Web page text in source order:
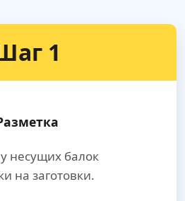
1
несущих балок
на заготовки.